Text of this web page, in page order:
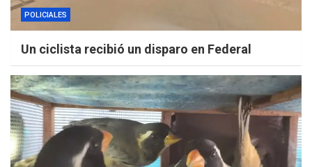
POLICIALES
Un ciclista recibió un disparo en Federal